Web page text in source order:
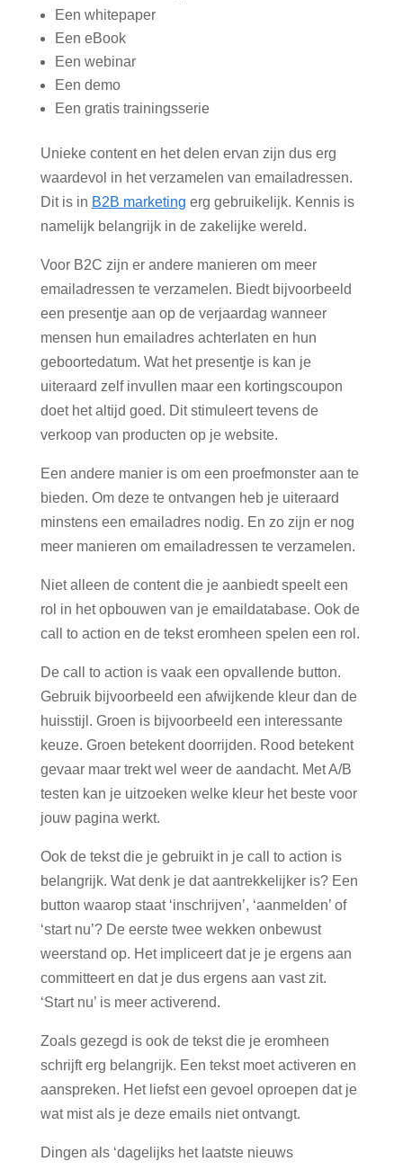
Een whitepaper
Een eBook
Een webinar
Een demo
Een gratis trainingsserie
Unieke content en het delen ervan zijn dus erg
waardevol in het verzamelen van emailadressen.
Dit is in B2B marketing erg gebruikelijk. Kennis is
namelijk belangrijk in de zakelijke wereld.
Voor B2C zijn er andere manieren om meer
emailadressen te verzamelen. Biedt bijvoorbeeld
een presentje aan op de verjaardag wanneer
mensen hun emailadres achterlaten en hun
geboortedatum. Wat het presentje is kan je
uiteraard zelf invullen maar een kortingscoupon
doet het altijd goed. Dit stimuleert tevens de
verkoop van producten op je website.
Een andere manier is om een proefmonster aan te
bieden. Om deze te ontvangen heb je uiteraard
minstens een emailadres nodig. En zo zijn er nog
meer manieren om emailadressen te verzamelen.
Niet alleen de content die je aanbiedt speelt een
rol in het opbouwen van je emaildatabase. Ook de
call to action en de tekst eromheen spelen een rol.
De call to action is vaak een opvallende button.
Gebruik bijvoorbeeld een afwijkende kleur dan de
huisstijl. Groen is bijvoorbeeld een interessante
keuze. Groen betekent doorrijden. Rood betekent
gevaar maar trekt wel weer de aandacht. Met A/B
testen kan je uitzoeken welke kleur het beste voor
jouw pagina werkt.
Ook de tekst die je gebruikt in je call to action is
belangrijk. Wat denk je dat aantrekkelijker is? Een
button waarop staat ‘inschrijven’, ‘aanmelden’ of
‘start nu’? De eerste twee wekken onbewust
weerstand op. Het impliceert dat je je ergens aan
committeert en dat je dus ergens aan vast zit.
‘Start nu’ is meer activerend.
Zoals gezegd is ook de tekst die je eromheen
schrijft erg belangrijk. Een tekst moet activeren en
aanspreken. Het liefst een gevoel oproepen dat je
wat mist als je deze emails niet ontvangt.
Dingen als ‘dagelijks het laatste nieuws